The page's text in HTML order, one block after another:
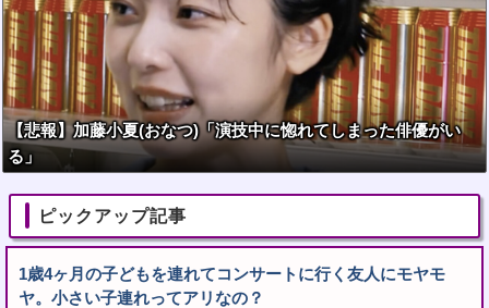
【悲報】加藤小夏(おなつ)「演技中に惚れてしまった俳優がい
る」
ピックアップ記事
1歳4ヶ月の子どもを連れてコンサートに行く友人にモヤモ
ヤ。小さい子連れってアリなの？